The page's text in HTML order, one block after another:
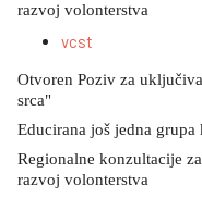
razvoj volonterstva
vcst
Otvoren Poziv za
srca"
Educirana još jedna
Regionalne konzultacije
razvoj volonterstva